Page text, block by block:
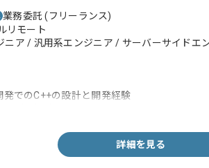
業務委託(フリーランス)
リモート
ニア / 汎用系エンジニア / サーバーサイドエ
発でのC++の設計と開発経験
詳細を見る